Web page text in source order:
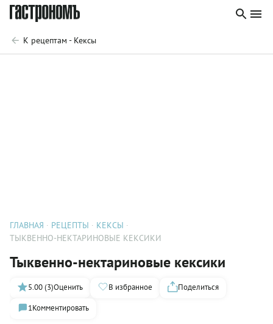
К рецептам - Кексы
ГЛАВНАЯ РЕЦЕПТЫ
КЕКСЫ
ТЫКВЕННО-НЕКТАРИНОВЫЕ КЕКСИКИ
Тыквенно-нектариновые кексики
5.00 (3)Оценить В избранное
Поделиться
1Комментировать